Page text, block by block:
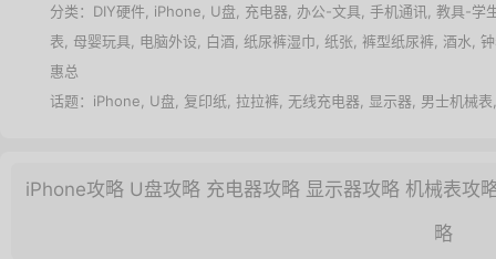
分类： DIY硬件 iPhone U盘 充电器 办公-文具 手机通讯
教具-学
表
母婴玩具 电脑外设 白酒 纸尿裤湿巾 纸张 裤型纸尿裤 酒水
惠总
话题： iPhone U盘 复印纸 拉拉裤 无线充电器 显示器 男士机械表
iPhone攻略 U盘攻略 充电器攻略 显示器攻略 机械表攻
略